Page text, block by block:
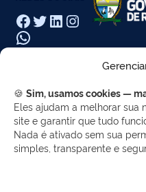
🍪 Sim, usamos cookies —
Eles ajudam a melhorar sua
site e garantir que tudo
Nada é ativado sem sua
simples, transparente e
Facebook
Twitter
LinkedIn
Instagram
WhatsApp
Desenvolvido por